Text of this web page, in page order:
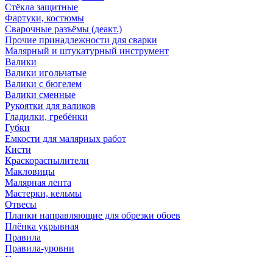
Стёкла защитные
Фартуки, костюмы
Сварочные разъёмы (деакт.)
Прочие принадлежности для сварки
Малярный и штукатурный инструмент
Валики
Валики игольчатые
Валики с бюгелем
Валики сменные
Рукоятки для валиков
Гладилки, гребёнки
Губки
Емкости для малярных работ
Кисти
Краскораспылители
Макловицы
Малярная лента
Мастерки, кельмы
Отвесы
Планки направляющие для обрезки обоев
Плёнка укрывная
Правила
Правила-уровни